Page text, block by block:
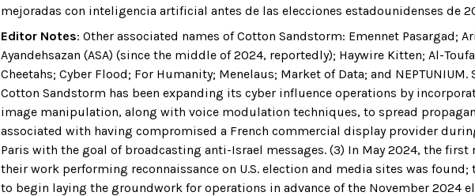
mejoradas con inteligencia artificial antes de las elecciones estadounidenses de
Editor Notes: Other associated names of Cotton Sandstorm: Emennet Pasargad;
Ayandehsazan (ASA) (since the middle of 2024, reportedly); Haywire Kitten; Al-
Cheetahs; Cyber Flood; For Humanity; Menelaus; Market of Data; and NEPTUNIUM.
Cotton Sandstorm has been expanding its cyber influence operations by
image manipulation, along with voice modulation techniques, to spread
associated with having compromised a French commercial display provider
Paris with the goal of broadcasting anti-Israel messages. (3) In May 2024, the first
their work performing reconnaissance on U.S. election and media sites was
to begin laying the groundwork for operations in advance of the November 2024